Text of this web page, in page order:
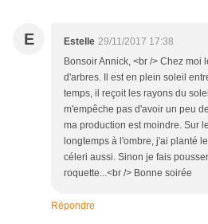
E Estelle 29/11/2017 17:38
Bonsoir Annick, <br /> Chez moi
d'arbres. Il est en plein soleil
temps, il reçoit les rayons du
m'empêche pas d'avoir un peu
ma production est moindre. Sur
longtemps à l'ombre, j'ai planté
céleri aussi. Sinon je fais
roquette...<br /> Bonne soirée
Répondre